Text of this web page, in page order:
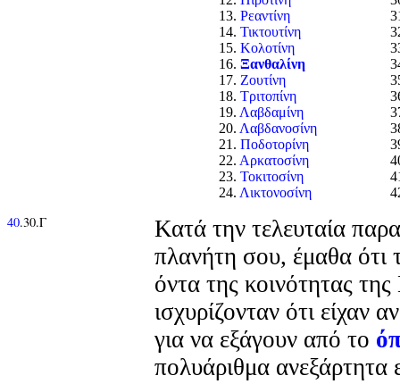
13. Ρεαντίνη
14. Τικτουτίνη
15. Κολοτίνη
16. Ξανθαλίνη
17. Ζουτίνη
18. Τριτοπίνη
19. Λαβδαμίνη
20. Λαβδανοσίνη
21. Ποδοτορίνη
22. Αρκατοσίνη
23. Τοκιτοσίνη
24. Λικτονοσίνη
40.30.Γ
Κατά την τελευταία
πλανήτη σου, έμαθα ότι
όντα της κοινότητας της
ισχυρίζονταν ότι είχαν
για να εξάγουν από το
πολυάριθμα ανεξάρτητα